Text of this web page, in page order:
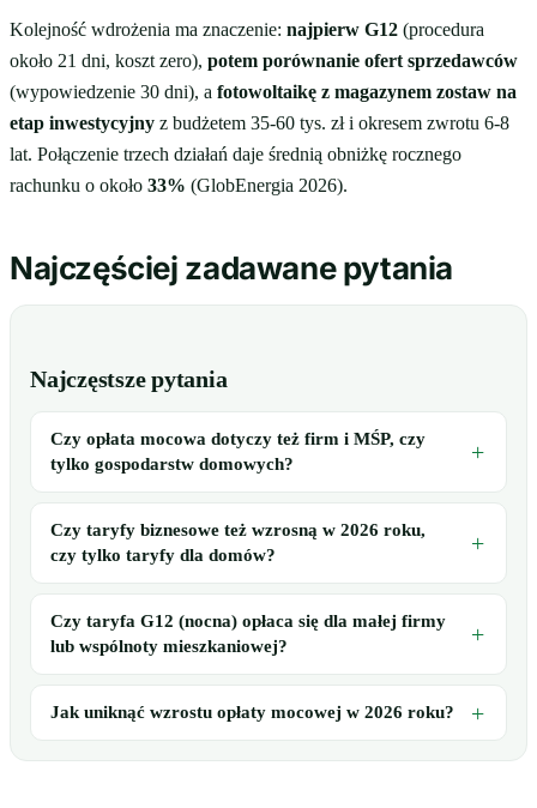
Kolejność wdrożenia ma znaczenie: najpierw G12 (procedura
około 21 dni, koszt zero), potem porównanie ofert sprzedawców
(wypowiedzenie 30 dni), a fotowoltaikę z magazynem zostaw na
etap inwestycyjny z budżetem 35-60 tys. zł i okresem zwrotu 6-8
lat. Połączenie trzech działań daje średnią obniżkę rocznego
rachunku o około 33% (GlobEnergia 2026).
Najczęściej zadawane pytania
Najczęstsze pytania
Czy opłata mocowa dotyczy też firm i MŚP, czy
tylko gospodarstw domowych?
Czy taryfy biznesowe też wzrosną w 2026 roku,
czy tylko taryfy dla domów?
Czy taryfa G12 (nocna) opłaca się dla małej firmy
lub wspólnoty mieszkaniowej?
Jak uniknąć wzrostu opłaty mocowej w 2026 roku?